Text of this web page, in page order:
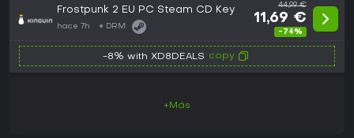
Frostpunk 2 EU PC Steam CD Key
hace 7h DRM:
44,99 €
11,69 €
-74%
-8% with XD8DEALS copy
+Más